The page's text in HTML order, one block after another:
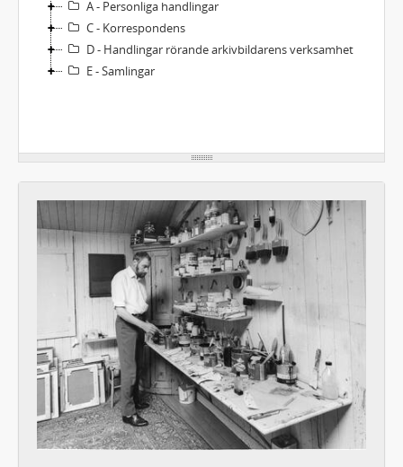
A - Personliga handlingar
C - Korrespondens
D - Handlingar rörande arkivbildarens verksamhet
E - Samlingar